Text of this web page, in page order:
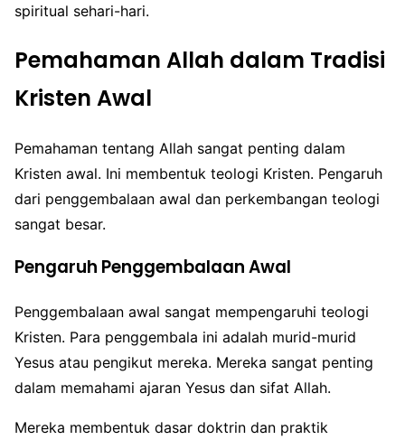
spiritual sehari-hari.
Pemahaman Allah dalam Tradisi
Kristen Awal
Pemahaman tentang Allah sangat penting dalam
Kristen awal. Ini membentuk teologi Kristen. Pengaruh
dari penggembalaan awal dan perkembangan teologi
sangat besar.
Pengaruh Penggembalaan Awal
Penggembalaan awal sangat mempengaruhi teologi
Kristen. Para penggembala ini adalah murid-murid
Yesus atau pengikut mereka. Mereka sangat penting
dalam memahami ajaran Yesus dan sifat Allah.
Mereka membentuk dasar doktrin dan praktik